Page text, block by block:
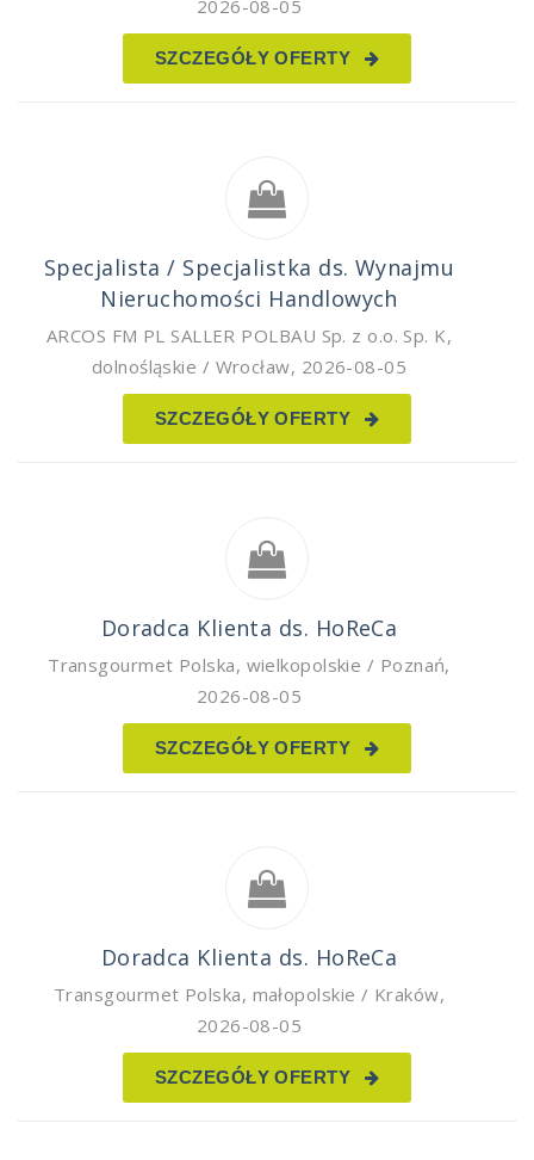
2026-08-05
SZCZEGÓŁY OFERTY
Specjalista / Specjalistka ds. Wynajmu
Nieruchomości Handlowych
ARCOS FM PL SALLER POLBAU Sp. z o.o. Sp. K,
dolnośląskie / Wrocław, 2026-08-05
SZCZEGÓŁY OFERTY
Doradca Klienta ds. HoReCa
Transgourmet Polska, wielkopolskie / Poznań,
2026-08-05
SZCZEGÓŁY OFERTY
Doradca Klienta ds. HoReCa
Transgourmet Polska, małopolskie / Kraków,
2026-08-05
SZCZEGÓŁY OFERTY